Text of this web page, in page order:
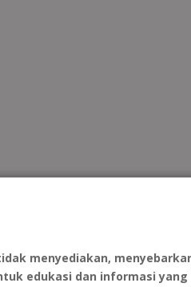
menyediakan,
edukasi dan informasi